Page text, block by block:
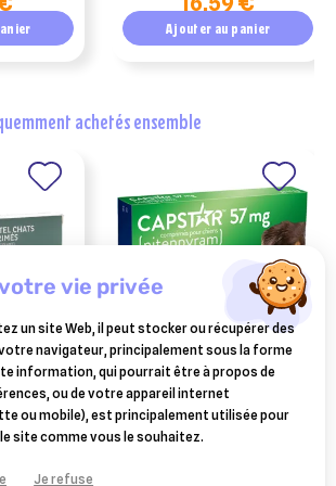
Ajouter au panier
achetés ensemble
chats
ELANCO ANIMAL
capstar (57mg)
comprimés anti-puces
chiens plus 11 kg
18,90 €
vie privée
un site Web, il peut stocker ou récupérer des
navigateur, principalement sous la forme
information, qui pourrait être à propos de
ou de votre appareil internet
ou mobile), est principalement utilisée pour
site comme vous le souhaitez.
Je refuse